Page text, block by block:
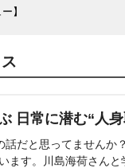
】
日常に潜む“人
話だと思ってませんか
ます。川島海荷さんと